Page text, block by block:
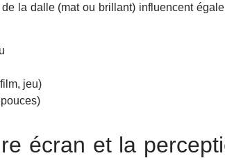
la dalle (mat ou brillant) influencent
jeu)
écran et la